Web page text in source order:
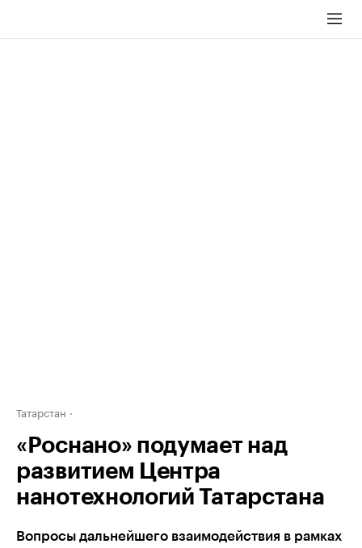
Татарстан
«Роснано» подумает над
развитием Центра
нанотехнологий Татарстана
Вопросы дальнейшего взаимодействия в рамках